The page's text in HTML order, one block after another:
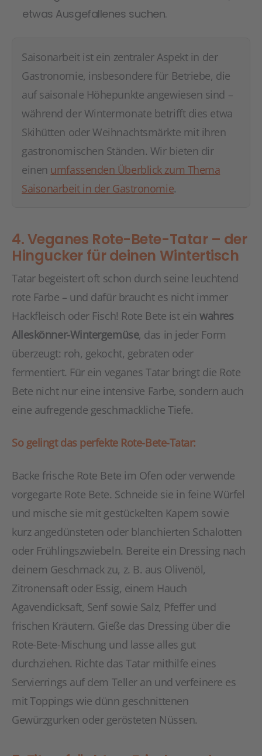
etwas Ausgefallenes suchen.
Saisonarbeit ist ein zentraler Aspekt in der
Gastronomie, insbesondere für Betriebe, die
auf saisonale Höhepunkte angewiesen sind –
während der Wintermonate betrifft dies etwa
Skihütten oder Weihnachtsmärkte mit ihren
gastronomischen Ständen. Wir bieten dir
einen umfassenden Überblick zum Thema
Saisonarbeit in der Gastronomie.
4. Veganes Rote-Bete-Tatar – der
Hingucker für deinen Wintertisch
Tatar begeistert oft schon durch seine leuchtend
rote Farbe – und dafür braucht es nicht immer
Hackfleisch oder Fisch! Rote Bete ist einwahres
Alleskönner-Wintergemüse, das in jeder Form
überzeugt: roh, gekocht, gebraten oder
fermentiert. Für ein veganes Tatar bringt die Rote
Bete nicht nur eine intensive Farbe, sondern auch
eine aufregende geschmackliche Tiefe.
So gelingt das perfekte Rote-Bete-Tatar:
Backe frische Rote Bete im Ofen oder verwende
vorgegarte Rote Bete. Schneide sie in feine Würfel
und mische sie mit gestückelten Kapern sowie
kurz angedünsteten oder blanchierten Schalotten
oder Frühlingszwiebeln. Bereite ein Dressing nach
deinem Geschmack zu, z. B. aus Olivenöl,
Zitronensaft oder Essig, einem Hauch
Agavendicksaft, Senf sowie Salz, Pfeffer und
frischen Kräutern. Gieße das Dressing über die
Rote-Bete-Mischung und lasse alles gut
durchziehen. Richte das Tatar mithilfe eines
Servierrings auf dem Teller an und verfeinere es
mit Toppings wie dünn geschnittenen
Gewürzgurken oder gerösteten Nüssen.